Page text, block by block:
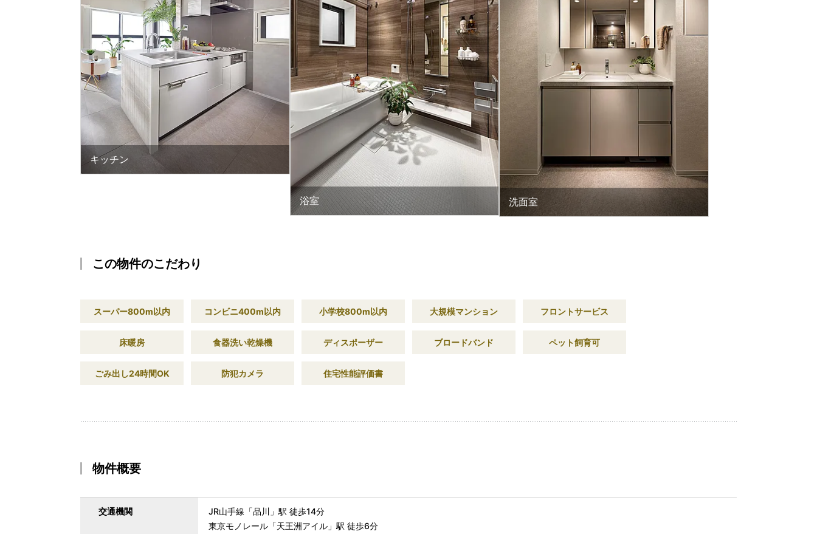
キッチン
浴室 洗面室
この物件のこだわり
スーパー800m以内 コンビニ400m以内 小学校800m以内 大規模マンション フロントサービス
床暖房 食器洗い乾燥機 ディスポーザー ブロードバンド ペット飼育可
ごみ出し24時間OK 防犯カメラ 住宅性能評価書
物件概要
交通機関
JR山手線「品川」駅 徒歩14分
東京モノレール「天王洲アイル」駅 徒歩6分